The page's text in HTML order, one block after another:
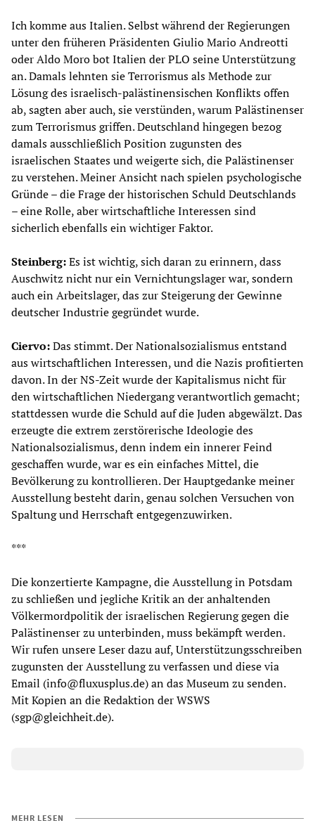
Ich komme aus Italien. Selbst während der Regierungen
unter den früheren Präsidenten Giulio Mario Andreotti
oder Aldo Moro bot Italien der PLO seine Unterstützung
an. Damals lehnten sie Terrorismus als Methode zur
Lösung des israelisch-palästinensischen Konflikts offen
ab, sagten aber auch, sie verstünden, warum Palästinenser
zum Terrorismus griffen. Deutschland hingegen bezog
damals ausschließlich Position zugunsten des
israelischen Staates und weigerte sich, die Palästinenser
zu verstehen. Meiner Ansicht nach spielen psychologische
Gründe – die Frage der historischen Schuld Deutschlands
– eine Rolle, aber wirtschaftliche Interessen sind
sicherlich ebenfalls ein wichtiger Faktor.
Steinberg:Es ist wichtig, sich daran zu erinnern, dass
Auschwitz nicht nur ein Vernichtungslager war, sondern
auch ein Arbeitslager, das zur Steigerung der Gewinne
deutscher Industrie gegründet wurde.
Ciervo:Das stimmt. Der Nationalsozialismus entstand
aus wirtschaftlichen Interessen, und die Nazis profitierten
davon. In der NS-Zeit wurde der Kapitalismus nicht für
den wirtschaftlichen Niedergang verantwortlich gemacht;
stattdessen wurde die Schuld auf die Juden abgewälzt. Das
erzeugte die extrem zerstörerische Ideologie des
Nationalsozialismus, denn indem ein innerer Feind
geschaffen wurde, war es ein einfaches Mittel, die
Bevölkerung zu kontrollieren. Der Hauptgedanke meiner
Ausstellung besteht darin, genau solchen Versuchen von
Spaltung und Herrschaft entgegenzuwirken.
***
Die konzertierte Kampagne, die Ausstellung in Potsdam
zu schließen und jegliche Kritik an der anhaltenden
Völkermordpolitik der israelischen Regierung gegen die
Palästinenser zu unterbinden, muss bekämpft werden.
Wir rufen unsere Leser dazu auf, Unterstützungsschreiben
zugunsten der Ausstellung zu verfassen und diese via
Email (info@fluxusplus.de) an das Museum zu senden.
Mit Kopien an die Redaktion der WSWS
(sgp@gleichheit.de).
MEHR LESEN